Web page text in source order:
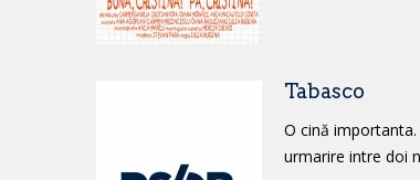
Tabasco
O cină
urmarire intre doi